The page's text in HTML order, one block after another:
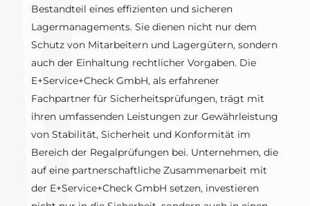
Bestandteil eines effizienten und sicheren
Lagermanagements. Sie dienen nicht nur dem
Schutz von Mitarbeitern und Lagergütern, sondern
auch der Einhaltung rechtlicher Vorgaben. Die
E+Service+Check GmbH, als erfahrener
Fachpartner für Sicherheitsprüfungen, trägt mit
ihren umfassenden Leistungen zur Gewährleistung
von Stabilität, Sicherheit und Konformität im
Bereich der Regalprüfungen bei. Unternehmen, die
auf eine partnerschaftliche Zusammenarbeit mit
der E+Service+Check GmbH setzen, investieren